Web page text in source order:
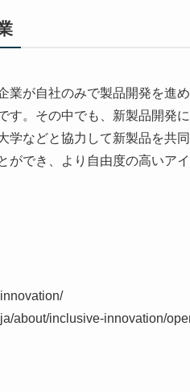
業が自社のみで製品開発を進
す。その中でも、新製品開発
学などと協力して新製品を共
ができ、より自由度の高いア
about/inclusive-innovation/